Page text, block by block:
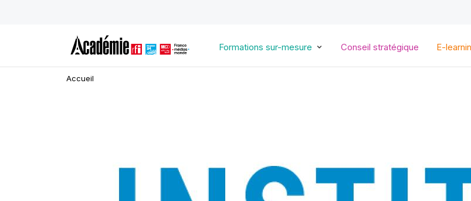
principal
Formations sur-mesure Conseil stratégique E-
Accueil